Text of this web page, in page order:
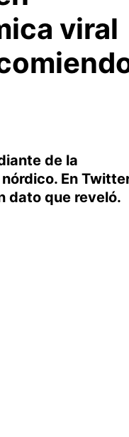
viral
de la
En
dato que reveló.